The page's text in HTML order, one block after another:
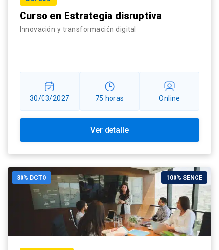
Curso en Estrategia disruptiva
Innovación y transformación digital
30/03/2027 75 horas Online
Ver detalle
30% DCTO 100% SENCE